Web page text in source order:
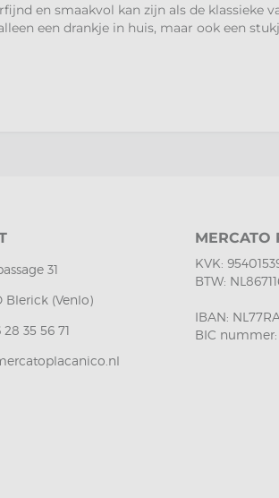
en smaakvol kan zijn als de klassieke
een drankje in huis, maar ook een
31
Blerick (Venlo)
28 35 56 71
MERCATO
KVK:
BTW:
IBAN:
BIC nummer: